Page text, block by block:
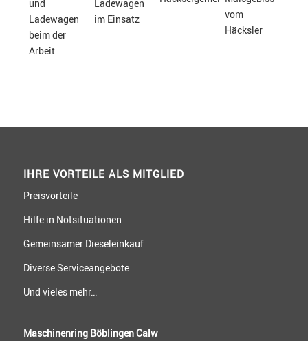
IHRE VORTEILE ALS MITGLIED
Preisvorteile
Hilfe in Notsituationen
Gemeinsamer Dieseleinkauf
Diverse Serviceangebote
Und vieles mehr…
Maschinenring Böblingen Calw